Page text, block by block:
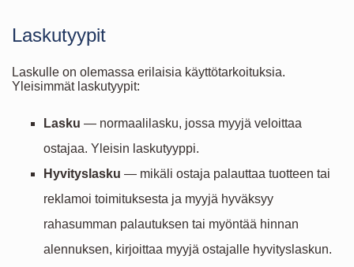
Laskutyypit
Laskulle on olemassa erilaisia käyttötarkoituksia.
Yleisimmät laskutyypit:
Lasku — normaalilasku, jossa myyjä veloittaa
ostajaa. Yleisin laskutyyppi.
Hyvityslasku — mikäli ostaja palauttaa tuotteen tai
reklamoi toimituksesta ja myyjä hyväksyy
rahasumman palautuksen tai myöntää hinnan
alennuksen, kirjoittaa myyjä ostajalle hyvityslaskun.